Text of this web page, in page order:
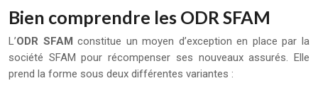
Bien comprendre les ODR SFAM
L’ODR SFAM constitue un moyen d’exception en place par la
société SFAM pour récompenser ses nouveaux assurés. Elle
prend la forme sous deux différentes variantes :